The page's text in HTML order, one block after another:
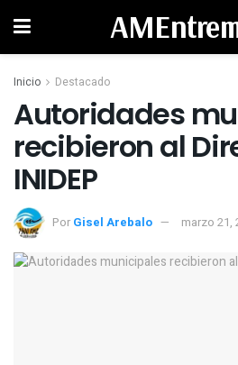
Inicio Destacado
Autoridades
recibieron al
INIDEP‏
Por Gisel Arebalo marzo 21,